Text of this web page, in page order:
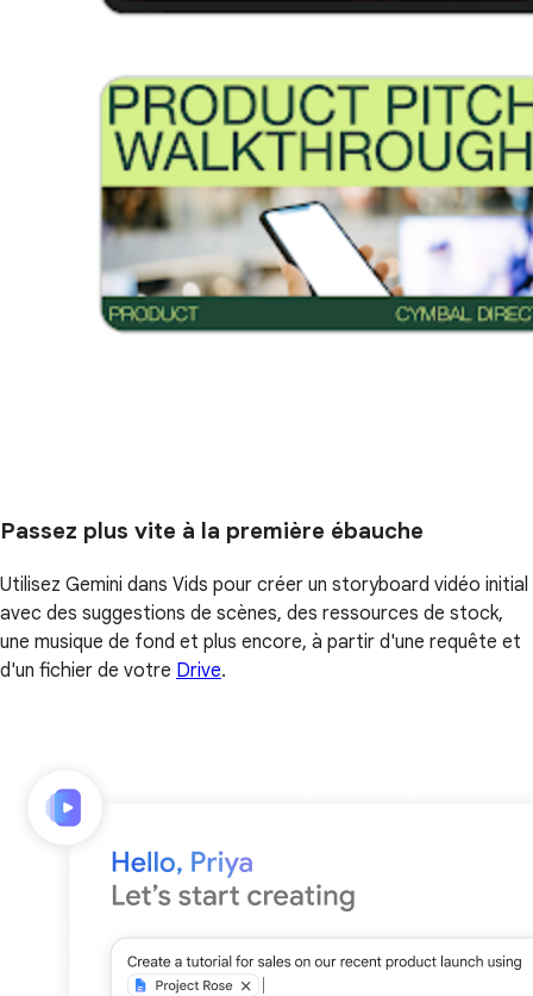
Passez plus vite à la première ébauche
Utilisez Gemini dans Vids pour créer un storyboard vidéo initial
avec des suggestions de scènes, des ressources de stock,
une musique de fond et plus encore, à partir d'une requête et
d'un fichier de votre Drive.